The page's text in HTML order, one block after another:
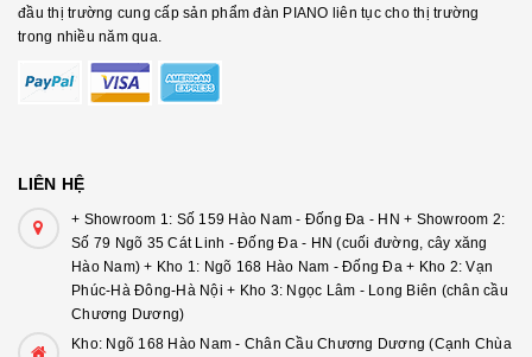
đầu thị trường cung cấp sản phẩm đàn PIANO liên tục cho thị trường
trong nhiều năm qua.
LIÊN HỆ
+ Showroom 1: Số 159 Hào Nam - Đống Đa - HN + Showroom 2:
Số 79 Ngõ 35 Cát Linh - Đống Đa - HN (cuối đường, cây xăng
Hào Nam) + Kho 1: Ngõ 168 Hào Nam - Đống Đa + Kho 2: Vạn
Phúc-Hà Đông-Hà Nội + Kho 3: Ngọc Lâm - Long Biên (chân cầu
Chương Dương)
Kho: Ngõ 168 Hào Nam - Chân Cầu Chương Dương (Cạnh Chùa